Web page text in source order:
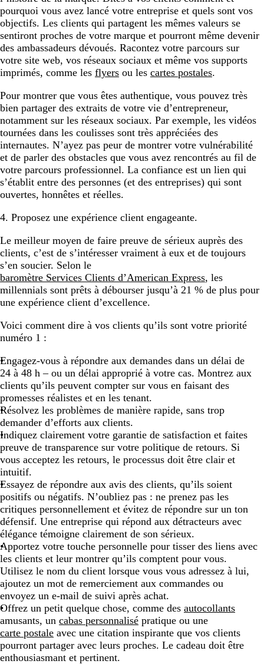
pourquoi vous avez lancé votre entreprise et quels sont vos
objectifs. Les clients qui partagent les mêmes valeurs se
sentiront proches de votre marque et pourront même devenir
des ambassadeurs dévoués. Racontez votre parcours sur
votre site web, vos réseaux sociaux et même vos supports
imprimés, comme les flyers ou les cartes postales.
Pour montrer que vous êtes authentique, vous pouvez très
bien partager des extraits de votre vie d’entrepreneur,
notamment sur les réseaux sociaux. Par exemple, les vidéos
tournées dans les coulisses sont très appréciées des
internautes. N’ayez pas peur de montrer votre vulnérabilité
et de parler des obstacles que vous avez rencontrés au fil de
votre parcours professionnel. La confiance est un lien qui
s’établit entre des personnes (et des entreprises) qui sont
ouvertes, honnêtes et réelles.
4. Proposez une expérience client engageante.
Le meilleur moyen de faire preuve de sérieux auprès des
clients, c’est de s’intéresser vraiment à eux et de toujours
s’en soucier. Selon le
baromètre Services Clients d’American Express, les
millennials sont prêts à débourser jusqu’à 21 % de plus pour
une expérience client d’excellence.
Voici comment dire à vos clients qu’ils sont votre priorité
numéro 1 :
Engagez-vous à répondre aux demandes dans un délai de
24 à 48 h – ou un délai approprié à votre cas. Montrez aux
clients qu’ils peuvent compter sur vous en faisant des
promesses réalistes et en les tenant.
Résolvez les problèmes de manière rapide, sans trop
demander d’efforts aux clients.
Indiquez clairement votre garantie de satisfaction et faites
preuve de transparence sur votre politique de retours. Si
vous acceptez les retours, le processus doit être clair et
intuitif.
Essayez de répondre aux avis des clients, qu’ils soient
positifs ou négatifs. N’oubliez pas : ne prenez pas les
critiques personnellement et évitez de répondre sur un ton
défensif. Une entreprise qui répond aux détracteurs avec
élégance témoigne clairement de son sérieux.
Apportez votre touche personnelle pour tisser des liens avec
les clients et leur montrer qu’ils comptent pour vous.
Utilisez le nom du client lorsque vous vous adressez à lui,
ajoutez un mot de remerciement aux commandes ou
envoyez un e-mail de suivi après achat.
Offrez un petit quelque chose, comme des autocollants
amusants, un cabas personnalisé pratique ou une
carte postale avec une citation inspirante que vos clients
pourront partager avec leurs proches. Le cadeau doit être
enthousiasmant et pertinent.